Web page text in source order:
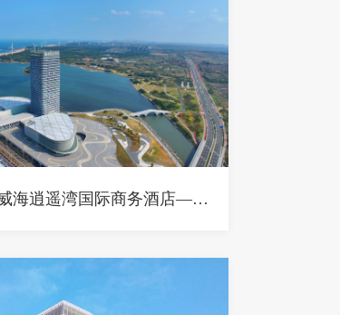
精益德才 | 威海逍遥湾国际商务酒店——双子辉映，匠心雕琢